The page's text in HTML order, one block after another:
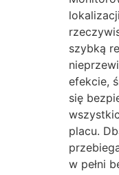
szybką
efekcie,
się
placu.
w pełni